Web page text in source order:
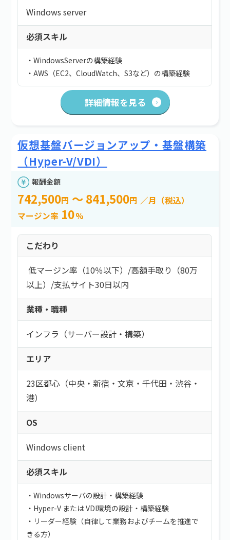
Windows server
必須スキル
・WindowsServerの構築経験
・AWS（EC2、CloudWatch、S3など）の構築経験
詳細情報を見る
仮想基盤バージョンアップ・基盤構築
（Hyper-V/VDI）
報酬金額
742,500円 ～ 841,500円 ／月（税込）
マージン率 10%
こだわり
低マージン率（10％以下） /高額手取り（80万
以上） /支払サイト30日以内
業種・職種
インフラ（サーバー設計・構築）
エリア
23区都心（中央・新宿・文京・千代田・渋谷・
港）
OS
Windows client
必須スキル
・Windowsサーバの設計・構築経験
・Hyper-V または VDI環境の設計・構築経験
・リーダー経験（自律して業務およびチームを推進で
きる方）